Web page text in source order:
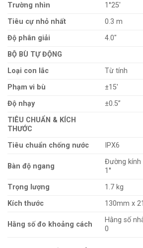
Trường nhìn
1°25′
Tiêu cự nhỏ nhất
0.3 m
Độ phân giải
4.0″
BỘ BÙ TỰ ĐỘNG
Loại con lắc
Từ tính
Phạm vi bù
±15′
Độ nhạy
±0.5”
TIÊU CHUẨN & KÍCH
THƯỚC
Tiêu chuẩn chống nước
IPX6
Bàn độ ngang
Đường kính
1°
Trọng lượng
1.7 kg
Kích thước
130mm x
Hằng số đo khoảng cách
Hằng số
0